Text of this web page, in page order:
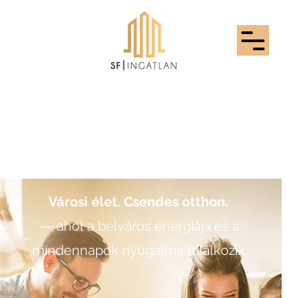
Városi élet. Csendes otthon.
— ahol a belváros energiája és a
mindennapok nyugalma találkozik.